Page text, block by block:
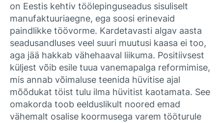
on Eestis kehtiv töölepinguseadus sisuliselt
manufaktuuriaegne, ega soosi erinevaid
paindlikke töövorme. Kardetavasti algav aasta
seadusandluses veel suuri muutusi kaasa ei too,
aga jää hakkab vähehaaval liikuma. Positiivsest
küljest võib esile tuua vanemapalga reformimise,
mis annab võimaluse teenida hüvitise ajal
mõõdukat töist tulu ilma hüvitist kaotamata. See
omakorda toob eelduslikult noored emad
vähemalt osalise koormusega varem tööturule